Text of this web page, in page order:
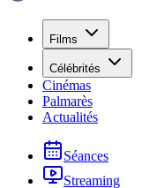
Films
Célébrités
Cinémas
Palmarès
Actualités
Séances
Streaming